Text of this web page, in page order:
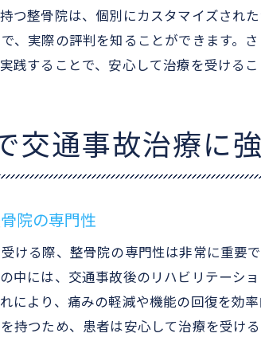
オーダーメイド治
整骨院で提供され
交通事故後の症状
交通事故治療にお
宮崎市神宮町で自分に
整骨院選びで確認
自分の症状に合っ
つ整骨院は、個別にカスタマイズされ
、実際の評判を知ることができます。
践することで、安心して治療を受ける
交通事故治療に
院の専門性
ける際、整骨院の専門性は非常に重要
中には、交通事故後のリハビリテーシ
により、痛みの軽減や機能の回復を効
持つため、患者は安心して治療を受ける